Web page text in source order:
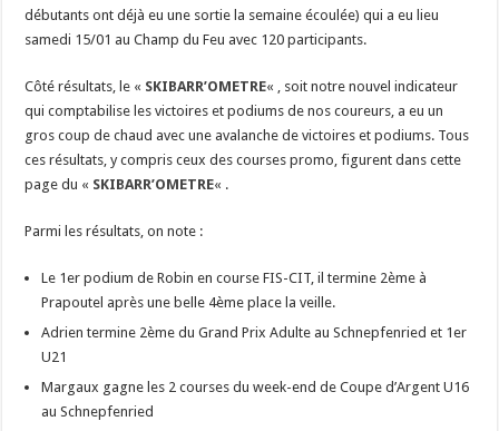
débutants ont déjà eu une sortie la semaine écoulée) qui a eu lieu
samedi 15/01 au Champ du Feu avec 120 participants.
Côté résultats, le « SKIBARR’OMETRE« , soit notre nouvel indicateur
qui comptabilise les victoires et podiums de nos coureurs, a eu un
gros coup de chaud avec une avalanche de victoires et podiums. Tous
ces résultats, y compris ceux des courses promo, figurent dans cette
page du « SKIBARR’OMETRE« .
Parmi les résultats, on note :
Le 1er podium de Robin en course FIS-CIT, il termine 2ème à
Prapoutel après une belle 4ème place la veille.
Adrien termine 2ème du Grand Prix Adulte au Schnepfenried et 1er
U21
Margaux gagne les 2 courses du week-end de Coupe d’Argent U16
au Schnepfenried